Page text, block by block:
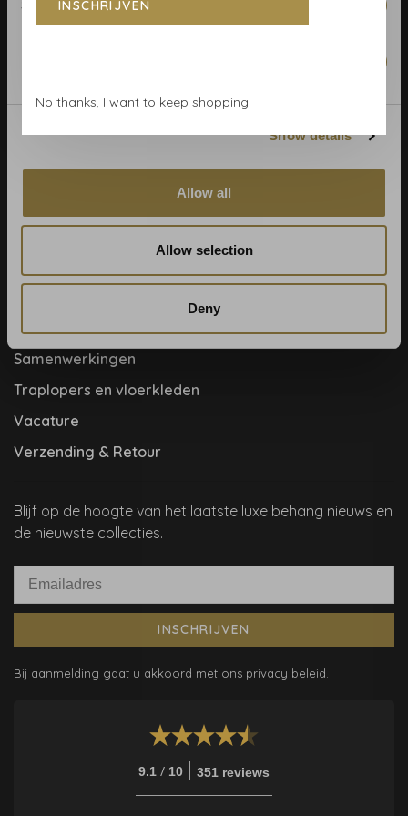
Statistics
Show details
Allow all
Allow selection
Deny
Blog
Cookie- en privacyverklaring
Over ons
Samenwerkingen
Traplopers en vloerkleden
Vacature
Verzending & Retour
Blijf op de hoogte van het laatste luxe behang nieuws en
de nieuwste collecties.
INSCHRIJVEN
Bij aanmelding gaat u akkoord met ons privacy beleid.
9.1 / 10 351 reviews
INSCHRIJVEN
No thanks, I want to keep shopping.